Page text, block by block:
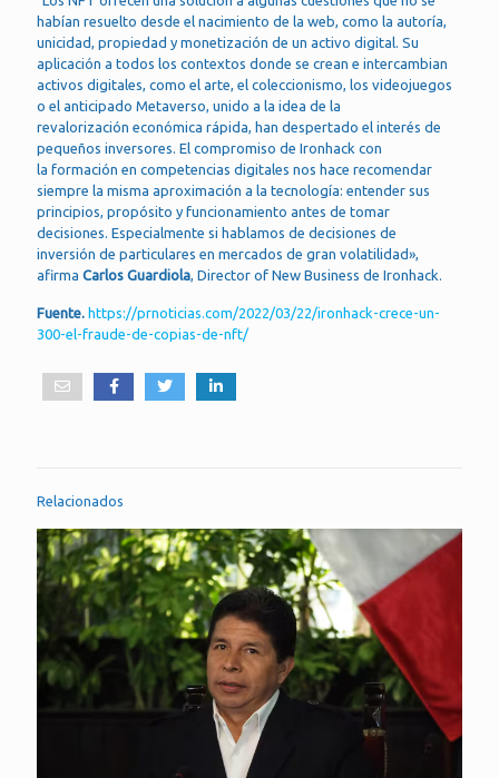
habían resuelto desde el nacimiento de la web, como la autoría,
unicidad, propiedad y monetización de un activo digital. Su
aplicación a todos los contextos donde se crean e intercambian
activos digitales, como el arte, el coleccionismo, los videojuegos
o el anticipado Metaverso, unido a la idea de la
revalorización económica rápida, han despertado el interés de
pequeños inversores. El compromiso de Ironhack con
la formación en competencias digitales nos hace recomendar
siempre la misma aproximación a la tecnología: entender sus
principios, propósito y funcionamiento antes de tomar
decisiones. Especialmente si hablamos de decisiones de
inversión de particulares en mercados de gran volatilidad»,
afirma Carlos Guardiola , Director of New Business de Ironhack.
Fuente. https://prnoticias.com/2022/03/22/ironhack-crece-un-
300-el-fraude-de-copias-de-nft/
Relacionados